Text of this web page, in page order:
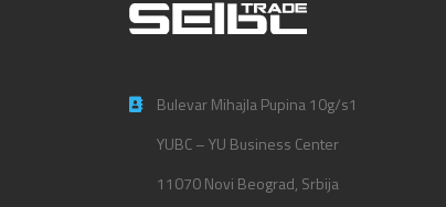
Bulevar Mihajla Pupina 10g/s1
YUBC – YU Business Center
11070 Novi Beograd, Srbija